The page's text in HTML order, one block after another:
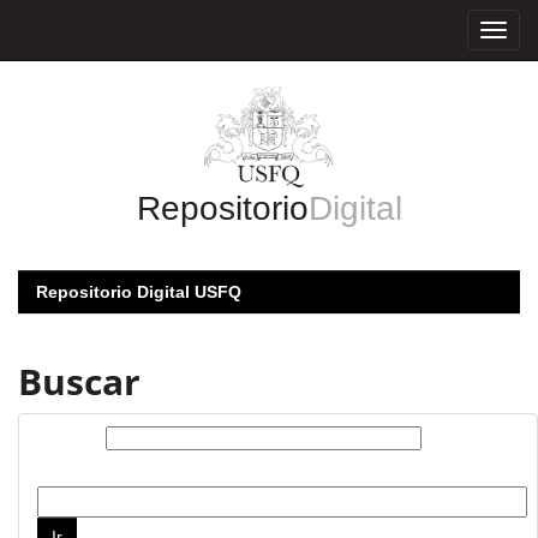
RepositorioDigital
Repositorio Digital USFQ
Buscar